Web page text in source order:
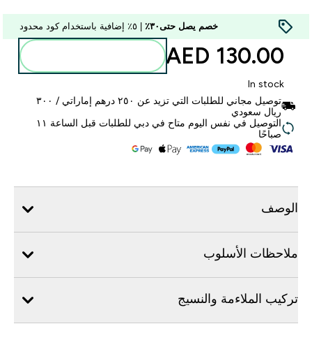
خصم يصل حتى٣٠٪
130.00 AED‎
In stock
توصيل مجاني للطلبات التي تزيد عن ٢٥٠ درهم إماراتي / ٣٠٠
ريال سعودي
التوصيل في نفس اليوم متاح في دبي للطلبات قبل الساعة ١١
صباحًا
الوصف
ملاحظات الأسلوب
تركيب الملاءمة والنسيج